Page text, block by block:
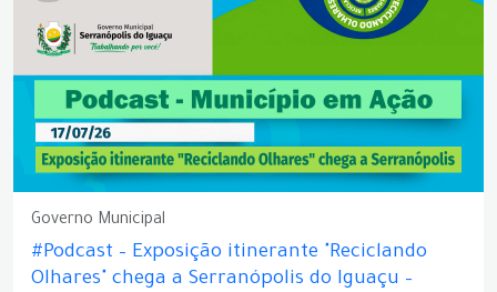
Governo Municipal
#Podcast – Exposição itinerante "Reciclando
Olhares" chega a Serranópolis do Iguaçu –